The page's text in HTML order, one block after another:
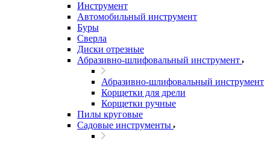
Инструмент
Автомобильный инструмент
Буры
Сверла
Диски отрезные
Абразивно-шлифовальный инструмент
Абразивно-шлифовальный инструмент
Корщетки для дрели
Корщетки ручные
Пилы круговые
Садовые инструменты